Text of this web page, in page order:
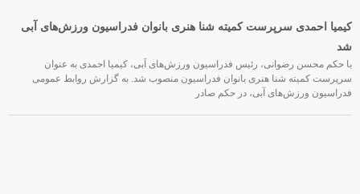
کیمیا احمدی سرپرست کمیته شنا هنری بانوان فدراسیون ورزش‌های آبی
شد
با حکم محسن رضوانی، رئیس فدراسیون ورزش‌های آبی، کیمیا احمدی به عنوان
سرپرست کمیته شنا هنری بانوان فدراسیون منصوب شد. به گزارش روابط عمومی
فدراسیون ورزش‌های آبی، در حکم صادر